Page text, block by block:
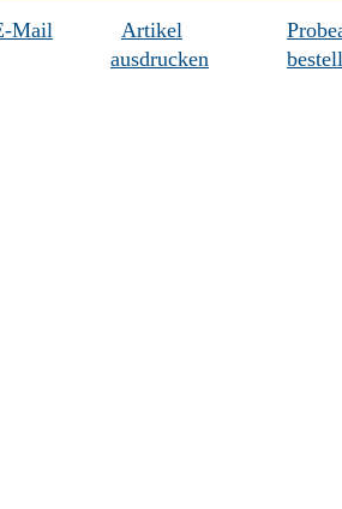
Mail
Artikel
ausdrucken